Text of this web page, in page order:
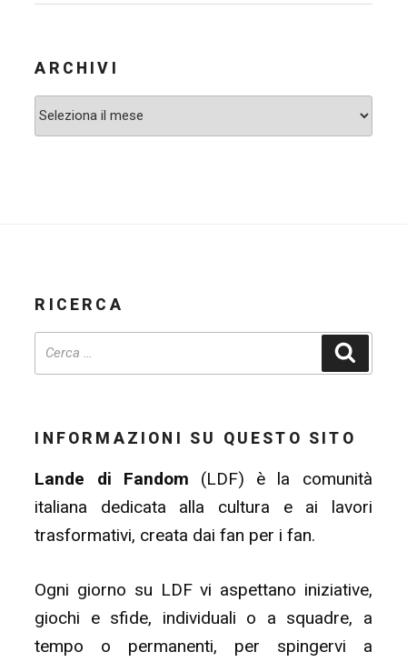
ARCHIVI
Archivi
RICERCA
INFORMAZIONI SU QUESTO SITO
Lande di Fandom (LDF) è la comunità
italiana dedicata alla cultura e ai lavori
trasformativi, creata dai fan per i fan.
Ogni giorno su LDF vi aspettano iniziative,
giochi e sfide, individuali o a squadre, a
tempo o permanenti, per spingervi a